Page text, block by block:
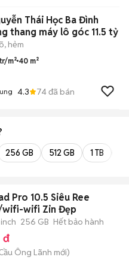
Thái Học Ba Đình
thang máy lô góc 11.5 tỷ
hẻm
m² 40 m²
4.3 74đã bán
256 GB 512 GB 1 TB
Pro 10.5 Siêu Ree
wifi Zin Đẹp
256 GB Hết bảo hành
đ
Ông Lãnh mới)